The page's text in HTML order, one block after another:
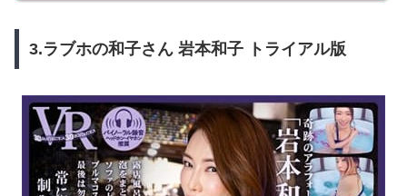
3.ラブホの和子さん 岩本和子 トライアル版